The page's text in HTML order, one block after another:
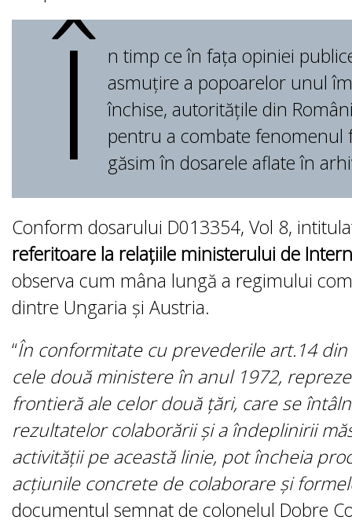
Î
n timp ce în fața opiniei
asmuțire a popoarelor unul
închise, autoritățile din
pentru a combate fenomenul
găsim în dosarele aflate în
Conform dosarului D013354, Vol 8,
referitoare la relațiile ministerului de
observa cum mâna lungă a regimului
dintre Ungaria și Austria.
“În conformitate cu prevederile art.14
cele două ministere în anul 1972,
frontieră ale celor două țări, care se
rezultatelor colaborării și a îndeplinirii
activității pe această linie, pot încheia
acțiunile concrete de colaborare și
documentul semnat de colonelul Dobre